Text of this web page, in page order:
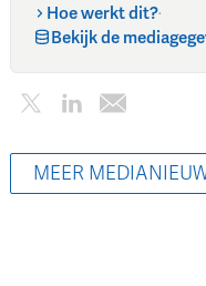
Hoe werkt dit?·
Bekijk de
MEER